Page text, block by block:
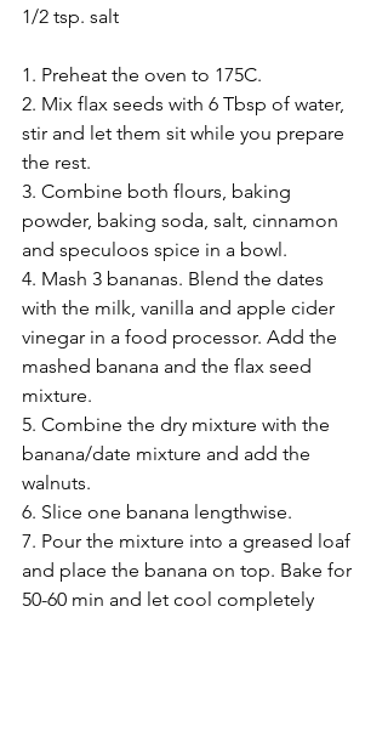
1/2 tsp. salt
1. Preheat the oven to 175C.
2. Mix flax seeds with 6 Tbsp of water,
stir and let them sit while you prepare
the rest.
3. Combine both flours, baking
powder, baking soda, salt, cinnamon
and speculoos spice in a bowl.
4. Mash 3 bananas. Blend the dates
with the milk, vanilla and apple cider
vinegar in a food processor. Add the
mashed banana and the flax seed
mixture.
5. Combine the dry mixture with the
banana/date mixture and add the
walnuts.
6. Slice one banana lengthwise.
7. Pour the mixture into a greased loaf
and place the banana on top. Bake for
50-60 min and let cool completely